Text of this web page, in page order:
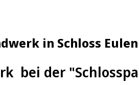
in Schloss
bei der